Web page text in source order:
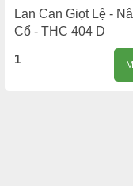
Lan Can Giọt Lệ -
Cổ - THC 404 D
1